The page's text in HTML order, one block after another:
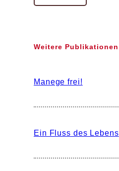
Weitere Publikationen
Manege frei!
Ein Fluss des Lebens